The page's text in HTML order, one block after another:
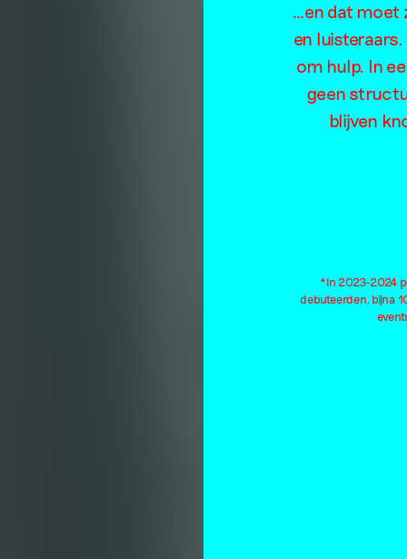
…en dat moet
en
om hulp. In
geen
blijven
*In 2023-2024
debuteerden, bijna